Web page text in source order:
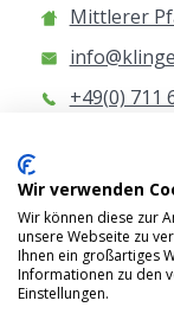
Mittlerer
+49(0) 711
Anfahrt
Wir verwenden
Wir können diese zur
unsere Webseite zu
Ihnen ein großartiges
Informationen zu den
Einstellungen.